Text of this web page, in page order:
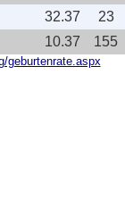
32.37
23
10.37 155
geburtenrate.aspx